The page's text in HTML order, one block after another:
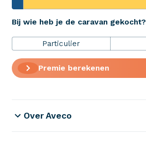
Bij wie heb je de caravan gekocht?
Particulier
Premie berekenen
+31 (0)523 - 20 80 30
Verzekeringen
Over Aveco